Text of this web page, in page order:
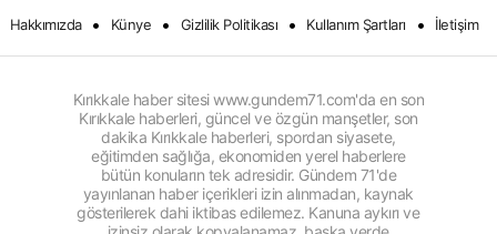
Hakkımızda • Künye • Gizlilik Politikası • Kullanım Şartları • İletişim
Kırıkkale haber sitesi www.gundem71.com'da en son
Kırıkkale haberleri, güncel ve özgün manşetler, son
dakika Kırıkkale haberleri, spordan siyasete,
eğitimden sağlığa, ekonomiden yerel haberlere
bütün konuların tek adresidir. Gündem 71'de
yayınlanan haber içerikleri izin alınmadan, kaynak
gösterilerek dahi iktibas edilemez. Kanuna aykırı ve